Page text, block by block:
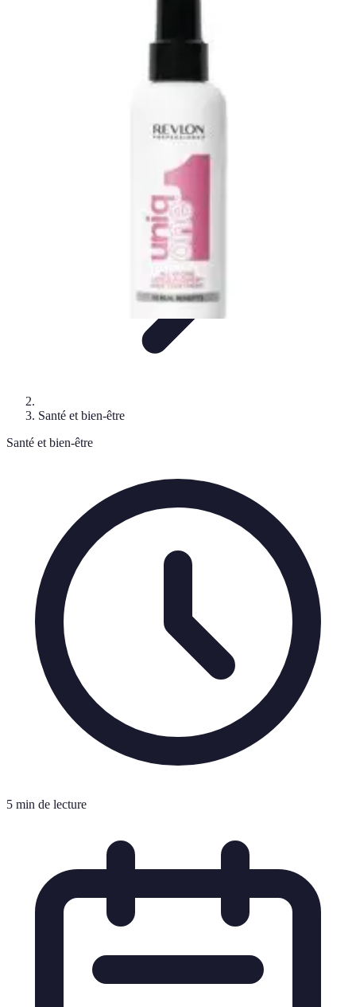
Conseils et Techniques
Passion et Motivation Culture Tennis
Santé et bien-être
Santé et bien-être
5 min de lecture